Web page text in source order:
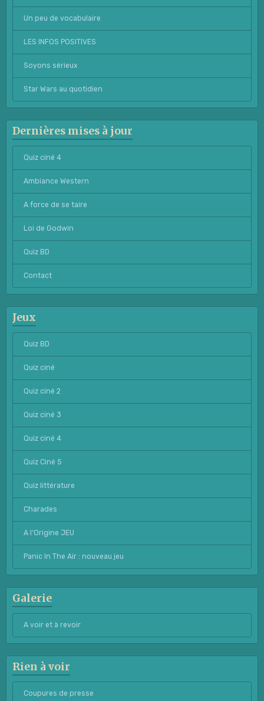
Un peu de vocabulaire
LES INFOS POSITIVES
Soyons sérieux
Star Wars au quotidien
Dernières mises à jour
Quiz ciné 4
Ambiance Western
A force de se taire
Loi de Godwin
Quiz BD
Contact
Jeux
Quiz BD
Quiz ciné
Quiz ciné 2
Quiz ciné 3
Quiz ciné 4
Quiz Ciné 5
Quiz littérature
Charades
A l'Origine JEU
Panic In The Air : nouveau jeu
Galerie
A voir et à revoir
Rien à voir
Coupures de presse